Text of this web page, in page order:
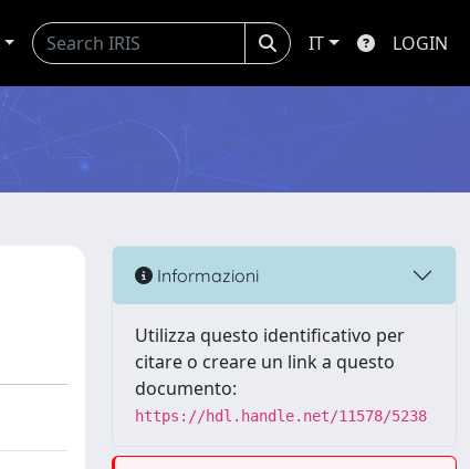
IT LOGIN
Informazioni
Utilizza questo identificativo per
citare o creare un link a questo
documento:
https://hdl.handle.net/11578/5238